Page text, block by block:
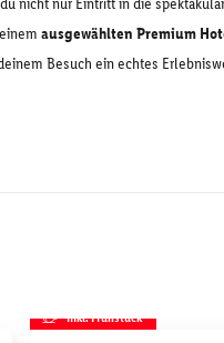
ausgewählten Premium
Besuch ein echtes
inkl. Frühstück